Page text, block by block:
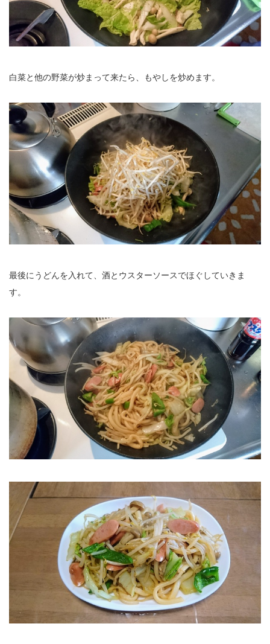
白菜と他の野菜が炒まって来たら、もやしを炒めます。
最後にうどんを入れて、酒とウスターソースでほぐしていきま
す。